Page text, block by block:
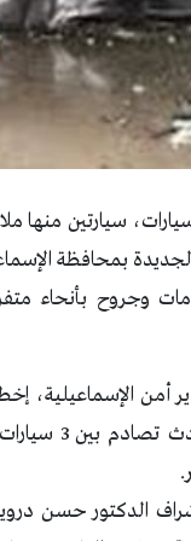
بمحافظة
شخص وإصابة 9 آخرين بكدمات
أمن
الإسعاف
إسعاف، تحت إشراف